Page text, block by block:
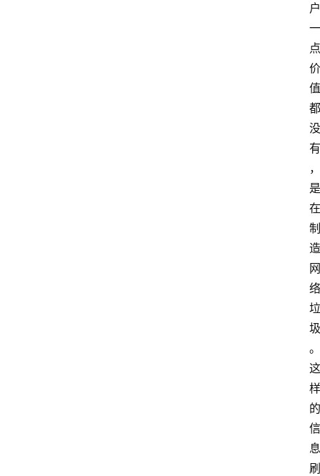
户
一
点
价
值
都
没
有
，
是
在
制
造
网
络
垃
圾
。
这
样
的
信
息
刷